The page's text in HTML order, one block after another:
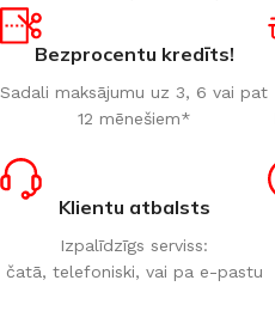
Bezprocentu kredīts!
Sadali maksājumu uz 3, 6 vai pat
12 mēnešiem*
Klientu atbalsts
Izpalīdzīgs serviss:
čatā, telefoniski, vai pa e-pastu